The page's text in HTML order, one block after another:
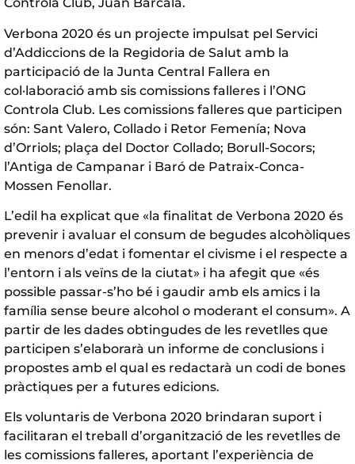
Verbona 2020 és un projecte impulsat pel Servici
d’Addiccions de la Regidoria de Salut amb la
participació de la Junta Central Fallera en
col·laboració amb sis comissions falleres i l’ONG
Controla Club. Les comissions falleres que participen
són: Sant Valero, Collado i Retor Femenía; Nova
d’Orriols; plaça del Doctor Collado; Borull-Socors;
l’Antiga de Campanar i Baró de Patraix-Conca-
Mossen Fenollar.
L’edil ha explicat que «la finalitat de Verbona 2020 és
prevenir i avaluar el consum de begudes alcohòliques
en menors d’edat i fomentar el civisme i el respecte a
l’entorn i als veïns de la ciutat» i ha afegit que «és
possible passar-s’ho bé i gaudir amb els amics i la
família sense beure alcohol o moderant el consum». A
partir de les dades obtingudes de les revetlles que
participen s’elaborarà un informe de conclusions i
propostes amb el qual es redactarà un codi de bones
pràctiques per a futures edicions.
Els voluntaris de Verbona 2020 brindaran suport i
facilitaran el treball d’organització de les revetlles de
les comissions falleres, aportant l’experiència de